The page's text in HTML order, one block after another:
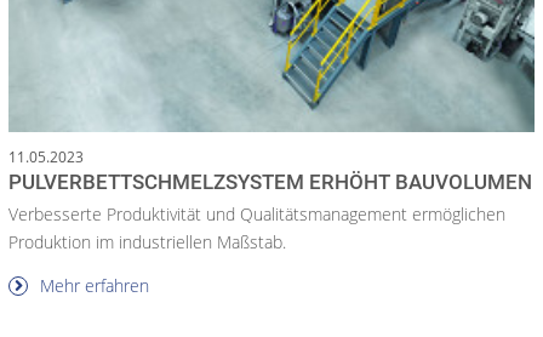
11.05.2023
PULVERBETTSCHMELZSYSTEM ERHÖHT BAUVOLUMEN
Verbesserte Produktivität und Qualitätsmanagement ermöglichen
Produktion im industriellen Maßstab.
Mehr erfahren